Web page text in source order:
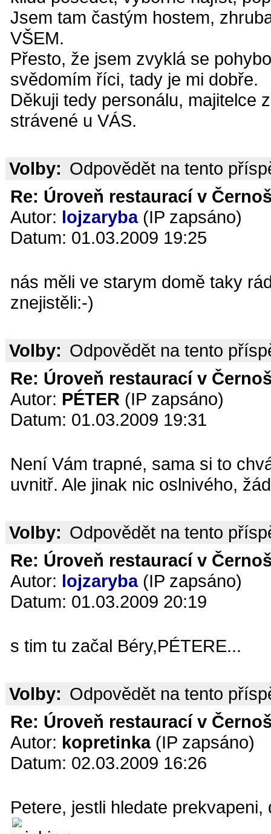
Jsem tam častým hostem,
VŠEM.
Přesto, že jsem zvyklá se
svědomím říci, tady je mi dobře.
Děkuji tedy personálu, majitelce
strávené u VÁS.
Volby: Odpovědět na tento
Re: Úroveň restaurací v
Autor: lojzaryba(IP zapsáno)
Datum: 01.03.2009 19:25
nás měli ve starym domě taky
znejistěli:-)
Volby: Odpovědět na tento
Re: Úroveň restaurací v
Autor: PÉTER (IP zapsáno)
Datum: 01.03.2009 19:31
Není Vám trapné, sama si to
uvnitř. Ale jinak nic oslnivého,
Volby: Odpovědět na tento
Re: Úroveň restaurací v
Autor: lojzaryba(IP zapsáno)
Datum: 01.03.2009 20:19
s tim tu začal Béry,PÉTERE...
Volby: Odpovědět na tento
Re: Úroveň restaurací v
Autor: kopretinka(IP zapsáno)
Datum: 02.03.2009 16:26
Petere, jestli hledate